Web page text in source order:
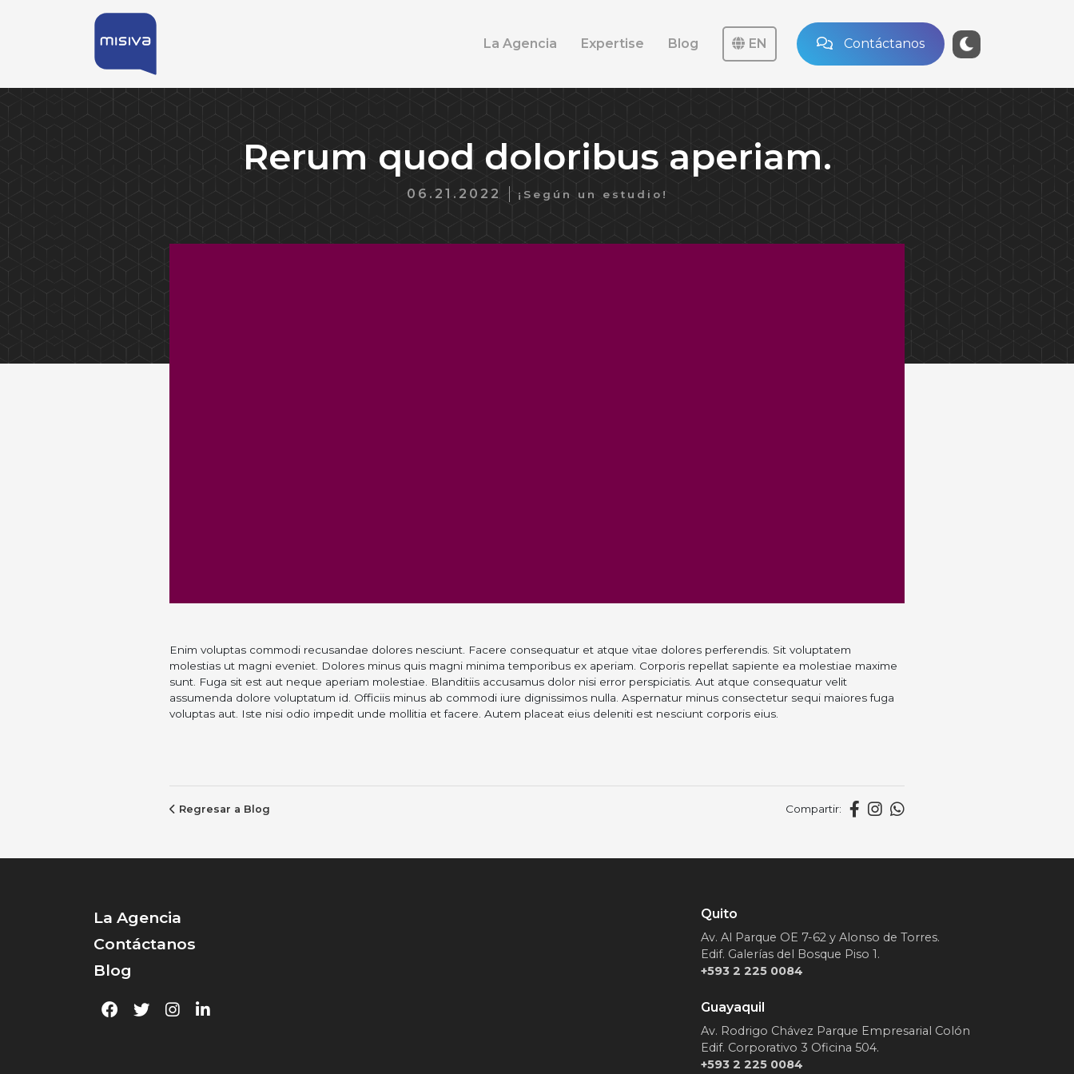
La Agencia Expertise Blog EN Contáctanos
Rerum quod doloribus aperiam.
06.21.2022 ¡Según un estudio!
Enim voluptas commodi recusandae dolores nesciunt. Facere consequatur et atque vitae dolores perferendis. Sit voluptatem
molestias ut magni eveniet. Dolores minus quis magni minima temporibus ex aperiam. Corporis repellat sapiente ea molestiae maxime
sunt. Fuga sit est aut neque aperiam molestiae. Blanditiis accusamus dolor nisi error perspiciatis. Aut atque consequatur velit
assumenda dolore voluptatum id. Officiis minus ab commodi iure dignissimos nulla. Aspernatur minus consectetur sequi maiores fuga
voluptas aut. Iste nisi odio impedit unde mollitia et facere. Autem placeat eius deleniti est nesciunt corporis eius.
Regresar a Blog Compartir:
La Agencia
Contáctanos
Blog
Quito
Av. Al Parque OE 7-62 y Alonso de Torres.
Edif. Galerías del Bosque Piso 1.
+593 2 225 0084
Guayaquil
Av. Rodrigo Chávez Parque Empresarial Colón
Edif. Corporativo 3 Oficina 504.
+593 2 225 0084